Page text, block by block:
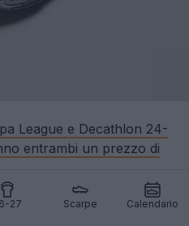
27 Scarpe Calendario
League e Decathlon 24-
entrambi un prezzo di